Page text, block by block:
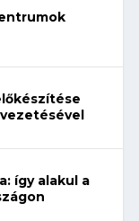
így alakul a